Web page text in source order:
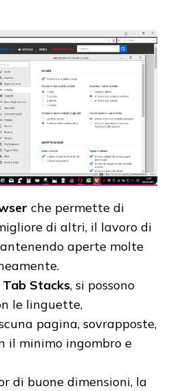
che permette di
di altri, il lavoro di
aperte molte
Tab Stacks, si possono
le linguette,
pagina, sovrapposte,
il minimo ingombro e
di buone dimensioni, la